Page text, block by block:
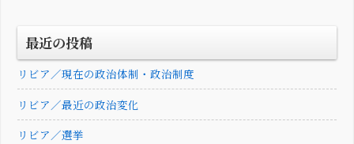
最近の投稿
リビア／現在の政治体制・政治制度
リビア／最近の政治変化
リビア／選挙